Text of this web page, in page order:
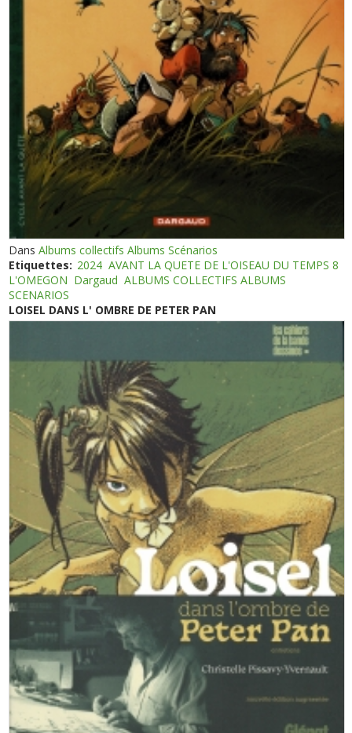
DansAlbums collectifs Albums Scénarios
Etiquettes: 2024 AVANT LA QUETE DE L'OISEAU DU TEMPS 8
L'OMEGON Dargaud ALBUMS COLLECTIFS ALBUMS
SCENARIOS
LOISEL DANS L' OMBRE DE PETER PAN